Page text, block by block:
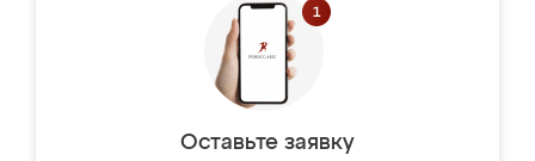
Оставьте заявку